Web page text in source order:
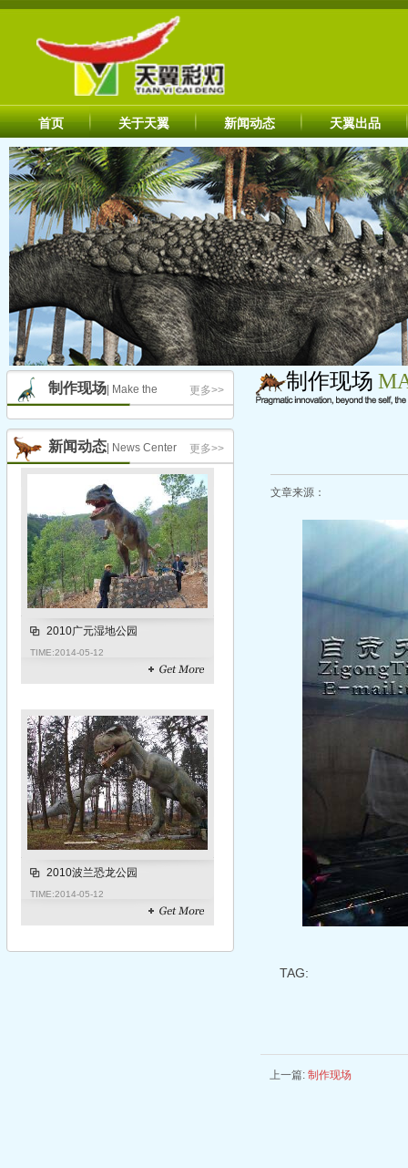
首页 关于天翼 新闻动态 天翼出品
更多>>
制作现场 | Make the
更多>>
新闻动态 | News Center
2010广元湿地公园
TIME:2014-05-12
2010波兰恐龙公园
TIME:2014-05-12
制作现场
文章来源：
TAG:
上一篇:制作现场